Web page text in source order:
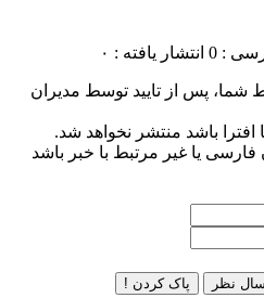
: 0 انتشار یافته : ۰
پس از تایید توسط مدیران
باشد منتشر نخواهد شد.
فارسی یا غیر مرتبط با خبر باشد
نظر پاک کردن !